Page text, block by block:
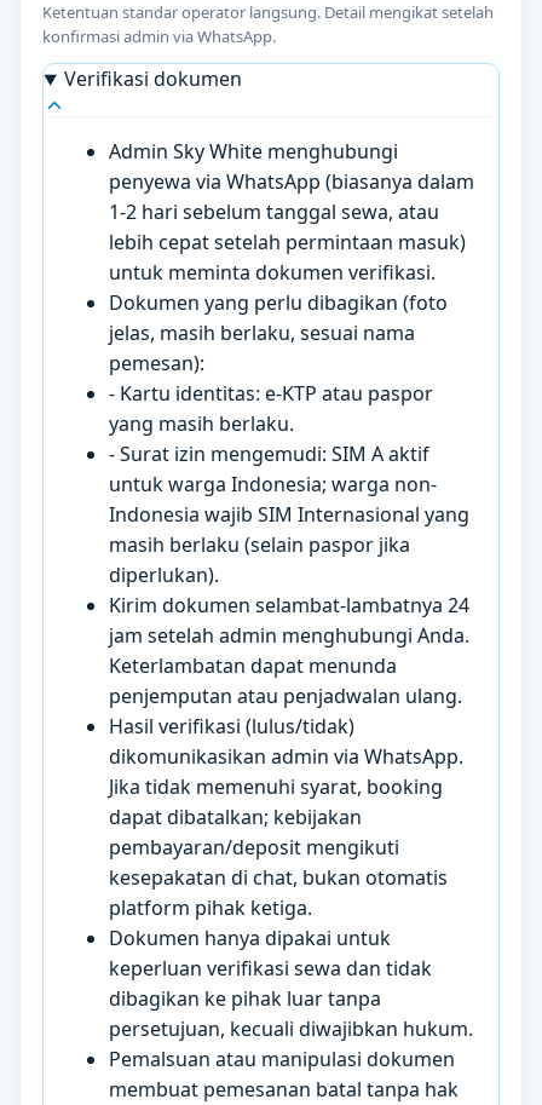
Ketentuan standar operator langsung. Detail mengikat setelah
konfirmasi admin via WhatsApp.
Verifikasi dokumen
Admin Sky White menghubungi
penyewa via WhatsApp (biasanya dalam
1-2 hari sebelum tanggal sewa, atau
lebih cepat setelah permintaan masuk)
untuk meminta dokumen verifikasi.
Dokumen yang perlu dibagikan (foto
jelas, masih berlaku, sesuai nama
pemesan):
- Kartu identitas: e-KTP atau paspor
yang masih berlaku.
- Surat izin mengemudi: SIM A aktif
untuk warga Indonesia; warga non-
Indonesia wajib SIM Internasional yang
masih berlaku (selain paspor jika
diperlukan).
Kirim dokumen selambat-lambatnya 24
jam setelah admin menghubungi Anda.
Keterlambatan dapat menunda
penjemputan atau penjadwalan ulang.
Hasil verifikasi (lulus/tidak)
dikomunikasikan admin via WhatsApp.
Jika tidak memenuhi syarat, booking
dapat dibatalkan; kebijakan
pembayaran/deposit mengikuti
kesepakatan di chat, bukan otomatis
platform pihak ketiga.
Dokumen hanya dipakai untuk
keperluan verifikasi sewa dan tidak
dibagikan ke pihak luar tanpa
persetujuan, kecuali diwajibkan hukum.
Pemalsuan atau manipulasi dokumen
membuat pemesanan batal tanpa hak